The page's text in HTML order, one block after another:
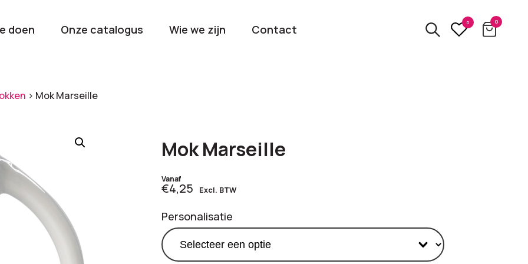
doen Onze catalogus
flessen
Nieuwkomers 2026
De nieuwste items
evenementen
Val op met je logo
tijdens elk evenement!
duurzame cadeaus
bekijk alle categorieën
Wie we zijn Contact 0 0
> Mok Marseille
Mok Marseille
Vanaf
€4,25 Excl. BTW
Personalisatie